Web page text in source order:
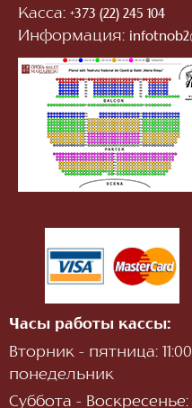
Касса: +373 (22) 245 104
Информация:
Часы работы кассы:
Вторник - пятница:
понедельник
Суббота - Воскресенье: